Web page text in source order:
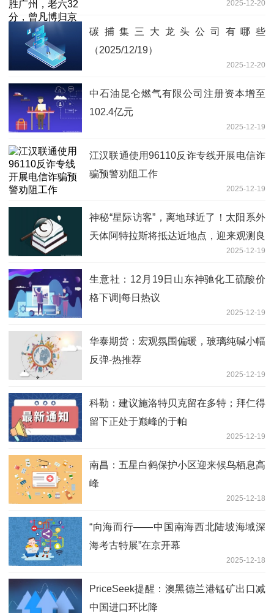
2025-12-20
碳捕集三大龙头公司有哪些
（2025/12/19）
2025-12-20
中石油昆仑燃气有限公司注册资本增至
102.4亿元
2025-12-19
江汉联通使用96110反诈专线开展电信诈
骗预警劝阻工作
2025-12-19
神秘“星际访客”，离地球近了！太阳系外
天体阿特拉斯将抵达近地点，迎来观测良
2025-12-19
生意社：12月19日山东神驰化工硫酸价
格下调|每日热议
2025-12-19
华泰期货：宏观氛围偏暖，玻璃纯碱小幅
反弹-热推荐
2025-12-19
科勒：建议施洛特贝克留在多特；拜仁得
留下正处于巅峰的于帕
2025-12-19
南昌：五星白鹤保护小区迎来候鸟栖息高
峰
2025-12-18
“向海而行——中国南海西北陆坡海域深
海考古特展”在京开幕
2025-12-18
PriceSeek提醒：澳黑德兰港锰矿出口减
中国进口环比降